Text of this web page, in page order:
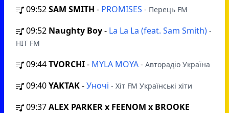
09:52SAM SMITH - PROMISES - Перець FM
09:52 Naughty Boy- La La La (feat. Sam Smith) -
HIT FM
09:44TVORCHI- MYLA MOYA - Авторадіо Україна
09:40YAKTAK-Уночі - Хіт FM Українські хіти
09:37ALEX PARKER x FEENOM x BROOKE